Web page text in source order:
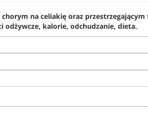
na celiakię oraz
odżywcze, kalorie, odchudzanie, dieta.